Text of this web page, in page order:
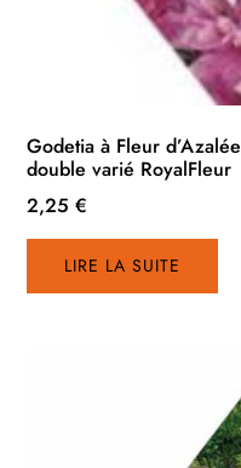
Godetia à Fleur d’Azalée
double varié RoyalFleur
2,25€
LIRE LA SUITE